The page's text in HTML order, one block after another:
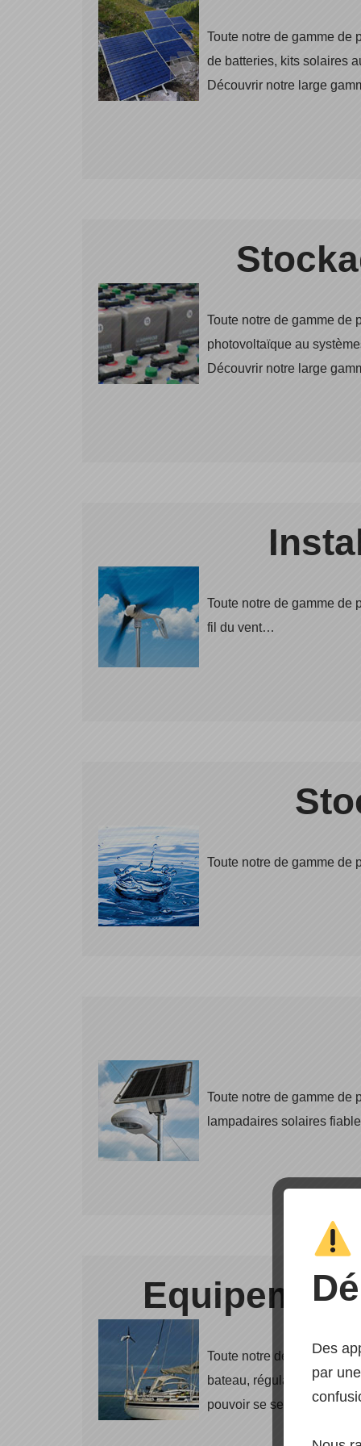
Toute notre de gamme de
de batteries, kits solaires
Découvrir notre large
Toute notre de gamme de
photovoltaïque au
Découvrir notre large
Toute notre de gamme de
fil du vent…
Toute notre de gamme de
Toute notre de gamme de
lampadaires solaires
Toute notre de gamme de
bateau, régulateur de
pouvoir se servir pour
Des
par